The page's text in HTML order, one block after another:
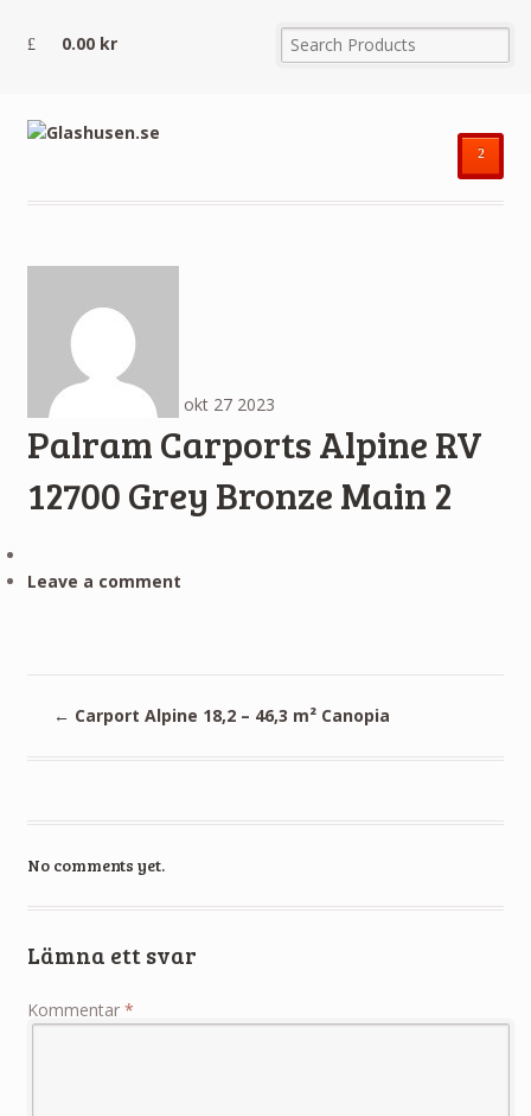
0.00 kr
²
okt 27 2023
Palram Carports Alpine RV
12700 Grey Bronze Main 2
Leave a comment
← Carport Alpine 18,2 – 46,3 m² Canopia
No comments yet.
Lämna ett svar
Kommentar *